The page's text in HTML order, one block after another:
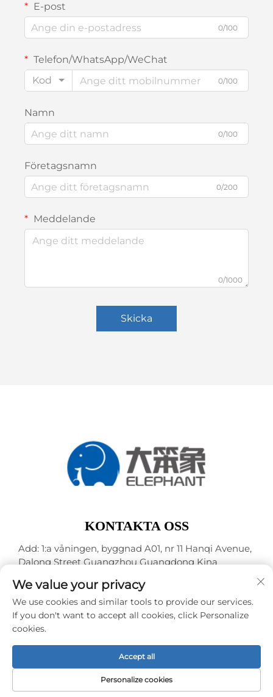
E-post
0/100
Telefon/WhatsApp/WeChat
Kod
0/100
Namn
0/100
Företagsnamn
0/200
Meddelande
0/1000
Skicka
KONTAKTA OSS
Add: 1:a våningen, byggnad A01, nr 11 Hanqi Avenue,
Dalong Street Guangzhou Guangdong Kina
Tel: +86-15119752340
E-post:[email protected]
Upphovsrätt © Guangzhou Elephant Digital Technology
Co., Ltd. -Integritetspolicy
We value your privacy
We use cookies and similar tools to provide our services.
If you don't want to accept all cookies, click Personalize
cookies.
Personalize cookies
Accept all